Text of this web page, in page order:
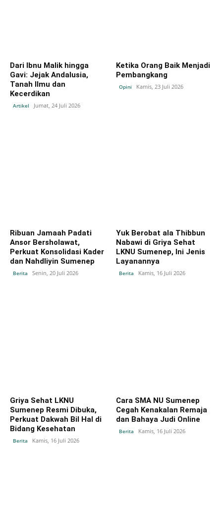
Dari Ibnu Malik hingga
Gavi: Jejak Andalusia,
Tanah Ilmu dan
Kecerdikan
Artikel Jumat, 24 Juli 2026
Ketika Orang Baik Menjadi
Pembangkang
Opini Kamis, 23 Juli 2026
Ribuan Jamaah Padati
Ansor Bersholawat,
Perkuat Konsolidasi Kader
dan Nahdliyin Sumenep
Berita Senin, 20 Juli 2026
Yuk Berobat ala Thibbun
Nabawi di Griya Sehat
LKNU Sumenep, Ini Jenis
Layanannya
Berita Kamis, 16 Juli 2026
Griya Sehat LKNU
Sumenep Resmi Dibuka,
Perkuat Dakwah Bil Hal di
Bidang Kesehatan
Berita Kamis, 16 Juli 2026
Cara SMA NU Sumenep
Cegah Kenakalan Remaja
dan Bahaya Judi Online
Berita Kamis, 16 Juli 2026